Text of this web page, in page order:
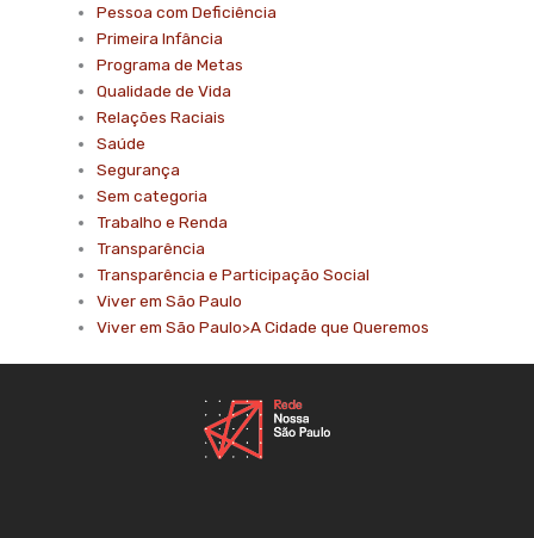
Pessoa com Deficiência
Primeira Infância
Programa de Metas
Qualidade de Vida
Relações Raciais
Saúde
Segurança
Sem categoria
Trabalho e Renda
Transparência
Transparência e Participação Social
Viver em São Paulo
Viver em São Paulo>A Cidade que Queremos